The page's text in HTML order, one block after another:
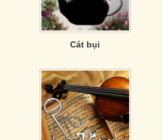
Cát bụi